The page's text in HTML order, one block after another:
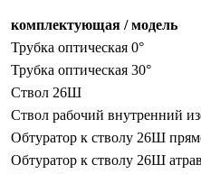
комплектующая / модель
Трубка оптическая 0°
Трубка оптическая 30°
Ствол 26Ш
Ствол рабочий внутренний
Обтуратор к стволу 26Ш
Обтуратор к стволу 26Ш